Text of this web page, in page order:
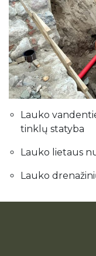
Lauko
tinklų statyba
Lauko lietaus
Lauko